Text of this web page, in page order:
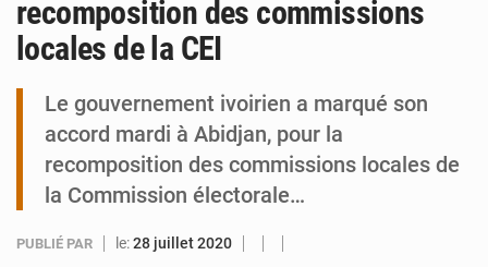
recomposition des commissions
locales de la CEI
Le gouvernement ivoirien a marqué son
accord mardi à Abidjan, pour la
recomposition des commissions locales de
la Commission électorale…
PUBLIÉ PAR le:28 juillet 2020